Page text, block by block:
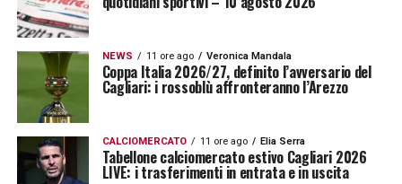
NEWS 11 ore ago Veronica Mandala
Coppa Italia 2026/27, definito l’avversario del
Cagliari: i rossoblù affronteranno l’Arezzo
CALCIOMERCATO 11 ore ago Elia Serra
Tabellone calciomercato estivo Cagliari 2026
LIVE: i trasferimenti in entrata e in uscita